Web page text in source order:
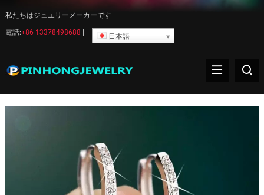
私たちはジュエリーメーカーです
電話:+86 13378498688 日本語
パールイヤリング